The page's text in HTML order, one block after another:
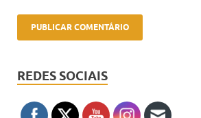
REDES SOCIAIS